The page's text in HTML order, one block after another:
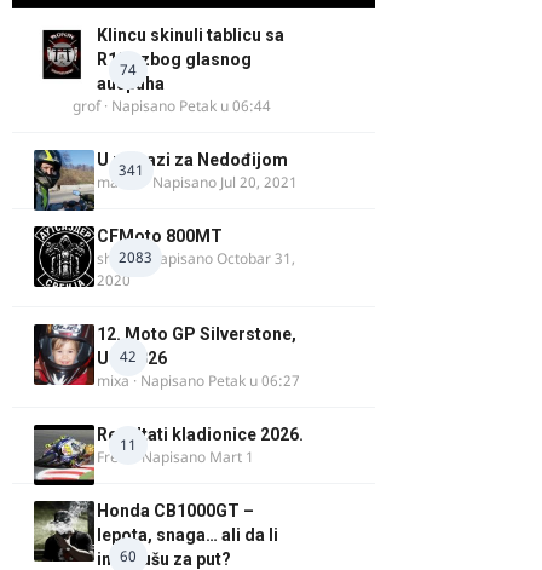
74
Klincu skinuli tablicu sa
R125 zbog glasnog
auspuha
grof· Napisano Petak u 06:44
341
U potrazi za Nedođijom
makikt · Napisano Jul 20, 2021
2083
CFMoto 800MT
shlem· NapisanoOctobar 31,
2020
42
12. Moto GP Silverstone,
UK, 2026
mixa · Napisano Petak u 06:27
11
Rezultati kladionice 2026.
Fredi · Napisano Mart 1
60
Honda CB1000GT –
lepota, snaga… ali da li
ima dušu za put?